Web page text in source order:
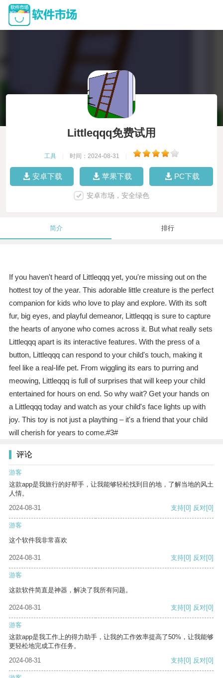
Littleqqq免费试用
工具 时间：2024-08-31
安卓下载 苹果下载 PC下载
安卓市场，安全绿色
简介 排行
If you haven't heard of Littleqqq yet, you're missing out on the
hottest toy of the year. This adorable little creature is the perfect
companion for kids who love to play and explore. With its soft
fur, big eyes, and playful demeanor, Littleqqq is sure to capture
the hearts of anyone who comes across it. But what really sets
Littleqqq apart is its interactive features. With the press of a
button, Littleqqq can respond to your child's touch, making it
feel like a real-life pet. From wiggling its ears to purring and
meowing, Littleqqq is full of surprises that will keep your child
entertained for hours on end. So why wait? Get your hands on
a Littleqqq today and watch as your child's face lights up with
joy. This toy is not just a plaything – it's a friend that your child
will cherish for years to come.#3#
评论
游客
这款app是我旅行的好帮手，让我能够轻松找到目的地，了解当地的风土
人情。
2024-08-31
支持[0] 反对[0]
游客
这个软件我非常喜欢
2024-08-31 支持[0] 反对[0]
游客
这款软件简直是神器，解决了我所有问题。
2024-08-31 支持[0] 反对[0]
游客
这款app是我工作上的得力助手，让我的工作效率提高了50%，让我能够
更轻松地完成工作任务。
2024-08-31
支持[0] 反对[0]